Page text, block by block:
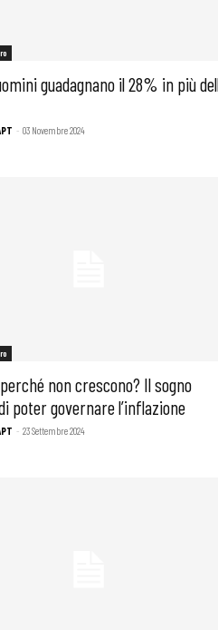
guadagnano il 28% in più
- 03 Novembre 2024
non crescono? Il sogno
poter governare l’inflazione
- 23 Settembre 2024